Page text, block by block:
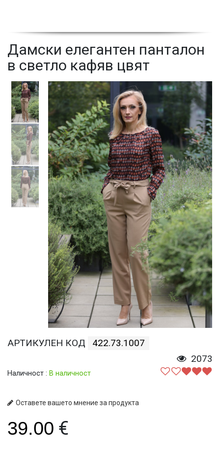
Дамски елегантен панталон
в светло кафяв цвят
АРТИКУЛЕН КОД
422.73.1007
2073
Наличност : В наличност
Оставете вашето мнение за продукта
39.00 €